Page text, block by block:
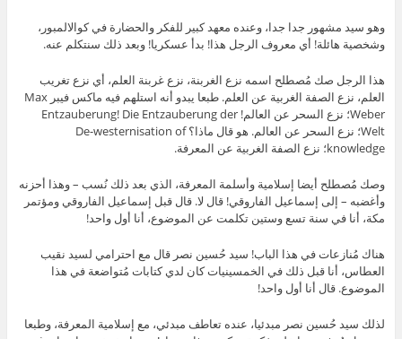
وهو سيد مشهور جدا جدا، وعنده معهد كبير للفكر والحضارة في كوالالمبور،
وشخصية هائلة! أي معروف الرجل هذا! بدأ عسكريا! وبعد ذلك سنتكلم عنه.
هذا الرجل صك مُصطلح اسمه نزع الغربنة، نزع غربنة العلم، أي نزع تغريب
العلم، نزع الصفة الغربية عن العلم. طبعا يبدو أنه استلهم فيه ماكس فيبر Max
Weber؛ نزع السحر عن العالم! Entzauberung! Die Entzauberung der
Welt؛ نزع السحر عن العالم. هو قال ماذا؟ De-westernisation of
knowledge؛ نزع الصفة الغربية عن المعرفة.
وصك مُصطلح أيضا إسلامية وأسلمة المعرفة، الذي بعد ذلك نُسب – وهذا أحزنه
وأغضبه – إلى إسماعيل الفاروقي! قال لا. قال قبل إسماعيل الفاروقي ومؤتمر
مكة، أنا في سنة تسع وستين تكلمت عن الموضوع، أنا أول واحد!
هناك مُنازعات في هذا الباب! سيد حُسين نصر قال مع احترامي لسيد نقيب
العطاس، أنا قبل ذلك في الخمسينيات كان لدي كتابات مُتواضعة في هذا
الموضوع. قال أنا أول واحد!
لذلك سيد حُسين نصر مبدئيا، عنده تعاطف مبدئي، مع إسلامية المعرفة، وطبعا